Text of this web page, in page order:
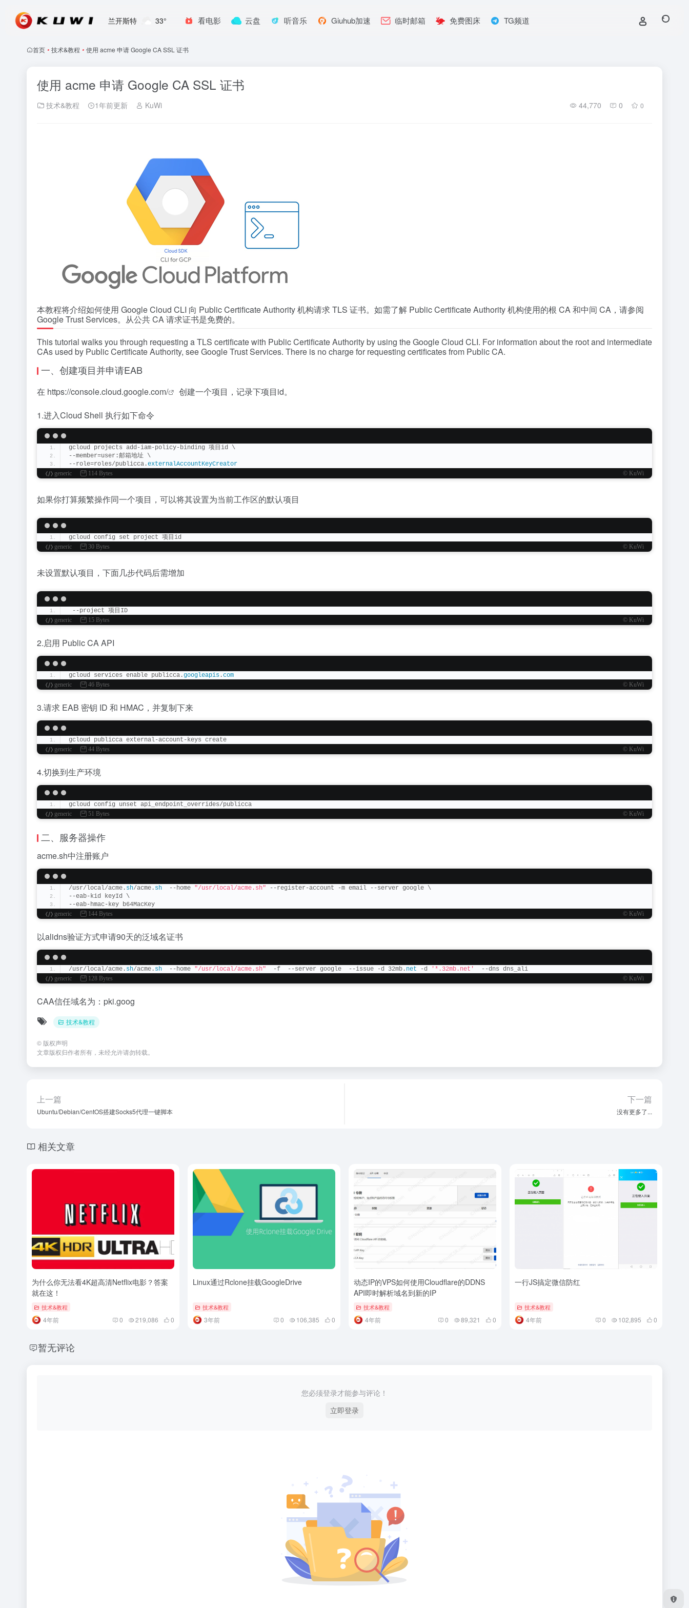
兰开斯特 33° 看电影 云盘 听音乐 Giuhub加速 临时邮箱 免费图床 TG频道
首页 • 技术&教程 • 使用 acme 申请 Google CA SSL 证书
使用 acme 申请 Google CA SSL 证书
技术&教程 1年前更新 KuWi 44,770 0 0
本教程将介绍如何使用 Google Cloud CLI 向 Public Certificate Authority 机构请求 TLS 证书。如需了解 Public Certificate Authority 机构使用的根 CA 和中间 CA，请参阅
Google Trust Services。从公共 CA 请求证书是免费的。
This tutorial walks you through requesting a TLS certificate with Public Certificate Authority by using the Google Cloud CLI. For information about the root and intermediate
CAs used by Public Certificate Authority, see Google Trust Services. There is no charge for requesting certificates from Public CA.
一、创建项目并申请EAB
在 https://console.cloud.google.com/
创建一个项目，记录下项目id。
1.进入Cloud Shell 执行如下命令
gcloud projects add-iam-policy-binding 项目id \
--member=user:邮箱地址 \
--role=roles/publicca.externalAccountKeyCreator
generic
114 Bytes © KuWi
如果你打算频繁操作同一个项目，可以将其设置为当前工作区的默认项目
gcloud config set project 项目id
generic
30 Bytes © KuWi
未设置默认项目，下面几步代码后需增加
--project 项目ID
generic
15 Bytes © KuWi
2.启用 Public CA API
gcloud services enable publicca.googleapis .com
generic
46 Bytes © KuWi
3.请求 EAB 密钥 ID 和 HMAC，并复制下来
gcloud publicca external-account-keys create
generic
44 Bytes © KuWi
4.切换到生产环境
gcloud config unset api_endpoint_overrides/publicca
generic
51 Bytes © KuWi
二、服务器操作
acme.sh中注册账户
/usr/local/acme. sh/acme. sh
  --home
"/usr/local/acme.sh" --register-account -m email --server google \
--eab-kid keyId \
--eab-hmac-key b64MacKey
generic
144 Bytes © KuWi
以alidns验证方式申请90天的泛域名证书
/usr/local/acme. sh/acme. sh
  --home
"/usr/local/acme.sh"
  -f  --server google  --issue -d 32mb.
net -d '*.32mb.net'
  --dns dns_ali
generic
128 Bytes © KuWi
CAA信任域名为：pki.goog
技术&教程
© 版权声明
文章版权归作者所有，未经允许请勿转载。
上一篇
Ubuntu/Debian/CentOS搭建Socks5代理一键脚本
下一篇
没有更多了...
相关文章
为什么你无法看4K超高清Netflix电影？答案
就在这！
技术&教程
4年前 0 219,086 0
Linux通过Rclone挂载GoogleDrive
技术&教程
3年前 0 106,385 0
动态IP的VPS如何使用Cloudflare的DDNS
API即时解析域名到新的IP
技术&教程
4年前 0 89,321 0
一行JS搞定微信防红
技术&教程
4年前 0 102,895 0
暂无评论
您必须登录才能参与评论！
立即登录